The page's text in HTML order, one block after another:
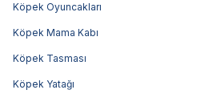
Köpek Oyuncakları
Köpek Mama Kabı
Köpek Tasması
Köpek Yatağı